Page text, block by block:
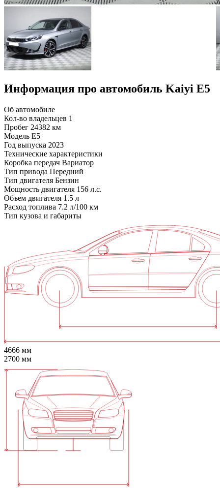
Информация про автомобиль Kaiyi E5
Об автомобиле
Кол-во владельцев 1
Пробег 24382 км
Модель E5
Год выпуска 2023
Технические характеристики
Коробка передач Вариатор
Тип привода Передний
Тип двигателя Бензин
Мощность двигателя 156 л.с.
Объем двигателя 1.5 л
Расход топлива 7.2 л/100 км
Тип кузова и габариты
4666 мм
2700 мм